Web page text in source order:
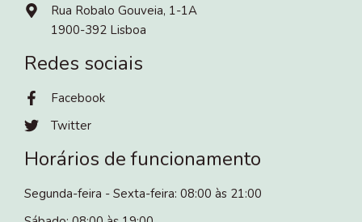
Rua Robalo Gouveia, 1-1A
1900-392 Lisboa
Redes sociais
Facebook
Twitter
Horários de funcionamento
Segunda-feira - Sexta-feira: 08:00 às 21:00